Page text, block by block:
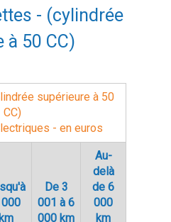
- (cylindrée
à 50 CC)
supérieure à 50
CC)
- en euros
km
De 3
001 à 6
000 km
Au-
delà
de 6
000
km